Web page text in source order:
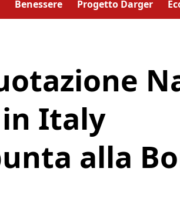
Benessere Progetto Darger
in Italy
alla